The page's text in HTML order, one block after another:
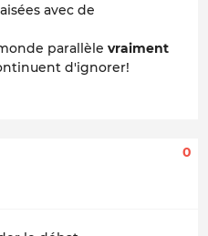
avec de
parallèle vraiment
d'ignorer!
0